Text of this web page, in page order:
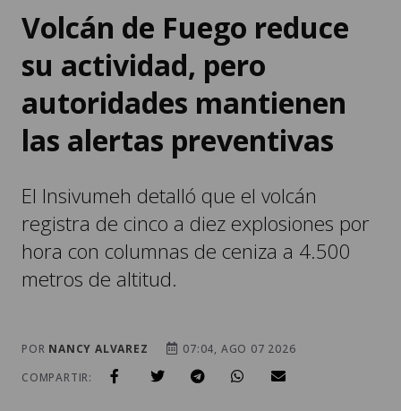
Volcán de Fuego reduce
su actividad, pero
autoridades mantienen
las alertas preventivas
El Insivumeh detalló que el volcán
registra de cinco a diez explosiones por
hora con columnas de ceniza a 4.500
metros de altitud.
POR NANCY ALVAREZ
07:04, AGO 07 2026
COMPARTIR: